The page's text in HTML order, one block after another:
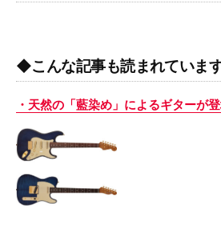
◆こんな記事も読まれていま
・天然の「藍染め」によるギターが登